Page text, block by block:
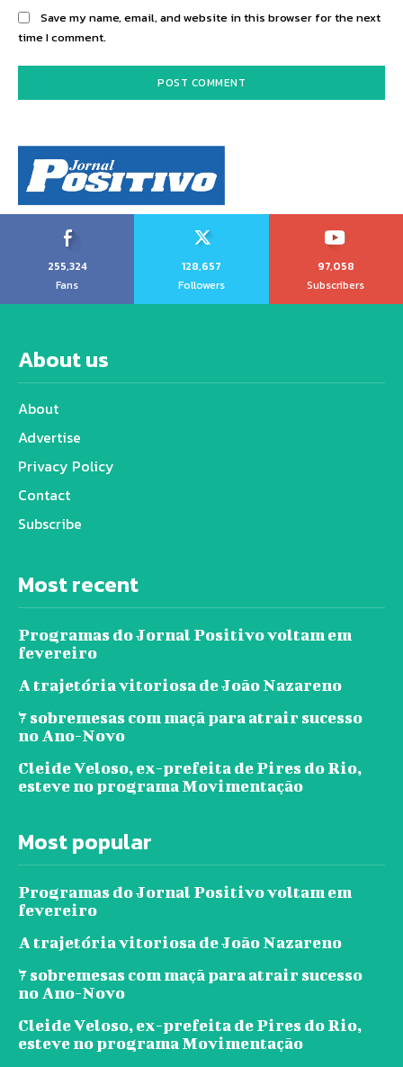
Save my name, email, and website in this browser for the next
time I comment.
255,324
Fans
128,657
Followers
97,058
Subscribers
About us
About
Advertise
Privacy Policy
Contact
Subscribe
Most recent
Programas do Jornal Positivo voltam em
fevereiro
A trajetória vitoriosa de João Nazareno
7 sobremesas com maçã para atrair sucesso
no Ano-Novo
Cleide Veloso, ex-prefeita de Pires do Rio,
esteve no programa Movimentação
Most popular
Programas do Jornal Positivo voltam em
fevereiro
A trajetória vitoriosa de João Nazareno
7 sobremesas com maçã para atrair sucesso
no Ano-Novo
Cleide Veloso, ex-prefeita de Pires do Rio,
esteve no programa Movimentação